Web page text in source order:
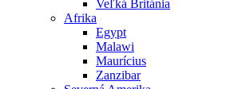
Veľká Británia
Afrika
Egypt
Malawi
Maurícius
Zanzibar